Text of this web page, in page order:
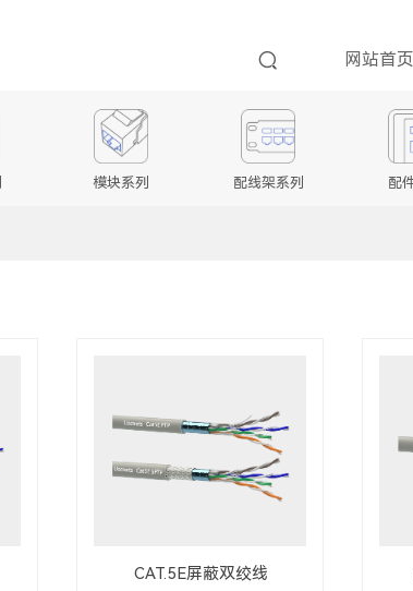
模块系列 配线架系列 配
CAT.5E屏蔽双绞线
网站首页